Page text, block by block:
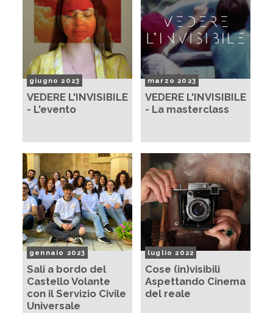
giugno 2023
VEDERE L'INVISIBILE
- L'evento
marzo 2023
VEDERE L'INVISIBILE
- La masterclass
gennaio 2023
Sali a bordo del
Castello Volante
con il Servizio Civile
Universale
luglio 2022
Cose (in)visibili
Aspettando Cinema
del reale